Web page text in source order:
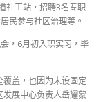
社工站，招聘3名专职
民参与社区治理等。
，6月初入职实习，毕
覆盖，也因为未设固定
发展中心负责人岳耀蒙